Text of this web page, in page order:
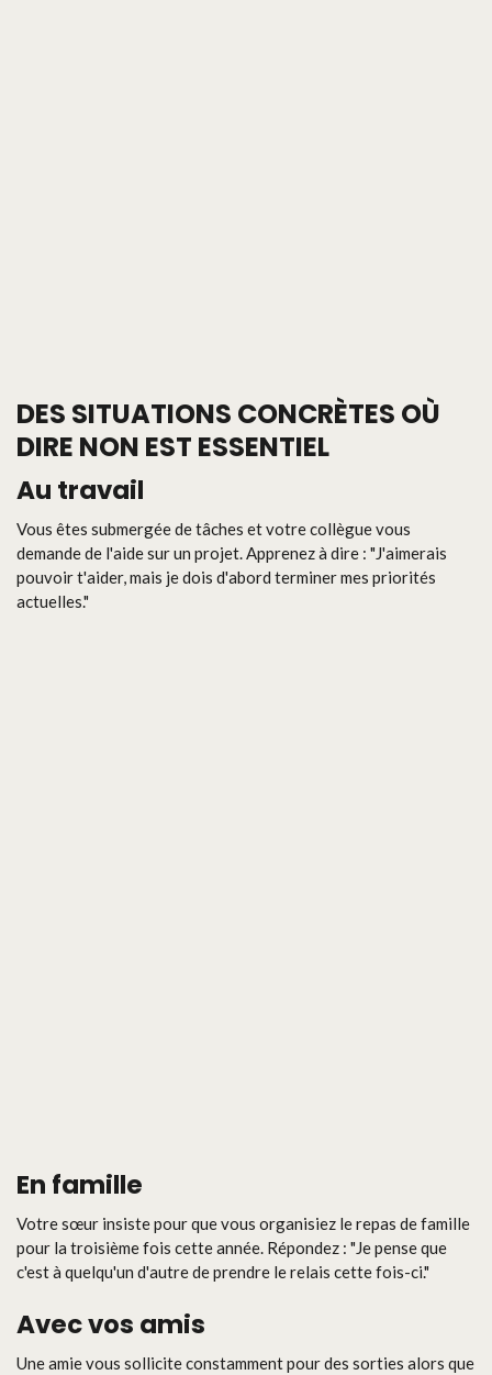
DES SITUATIONS CONCRÈTES OÙ
DIRE NON EST ESSENTIEL
Au travail
Vous êtes submergée de tâches et votre collègue vous
demande de l'aide sur un projet. Apprenez à dire : "J'aimerais
pouvoir t'aider, mais je dois d'abord terminer mes priorités
actuelles."
En famille
Votre sœur insiste pour que vous organisiez le repas de famille
pour la troisième fois cette année. Répondez : "Je pense que
c'est à quelqu'un d'autre de prendre le relais cette fois-ci."
Avec vos amis
Une amie vous sollicite constamment pour des sorties alors que